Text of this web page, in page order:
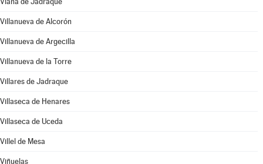
Villanueva de Alcorón
Villanueva de Argecilla
Villanueva de la Torre
Villares de Jadraque
Villaseca de Henares
Villaseca de Uceda
Villel de Mesa
Viñuelas